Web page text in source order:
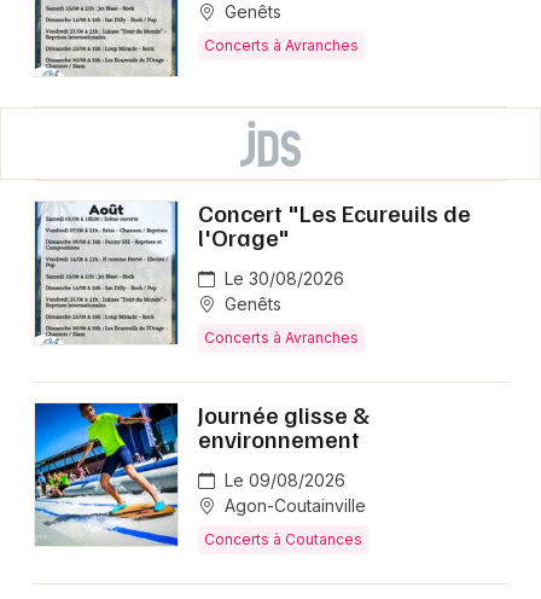
Genêts
Concerts à Avranches
Concert "Les Ecureuils de
l'Orage"
Le 30/08/2026
Genêts
Concerts à Avranches
Journée glisse &
environnement
Le 09/08/2026
Agon-Coutainville
Concerts à Coutances